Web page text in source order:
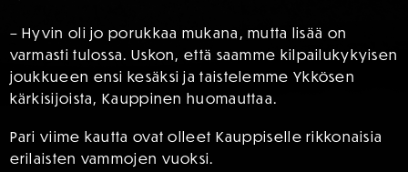
– Hyvin oli jo porukkaa mukana, mutta lisää on
varmasti tulossa. Uskon, että saamme kilpailukykyisen
joukkueen ensi kesäksi ja taistelemme Ykkösen
kärkisijoista, Kauppinen huomauttaa.
Pari viime kautta ovat olleet Kauppiselle rikkonaisia
erilaisten vammojen vuoksi.